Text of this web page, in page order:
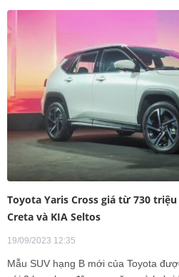
Toyota Yaris Cross giá từ 730
Creta và KIA Seltos
19/09/2023 12:35
Mẫu SUV hạng B mới của Toyota